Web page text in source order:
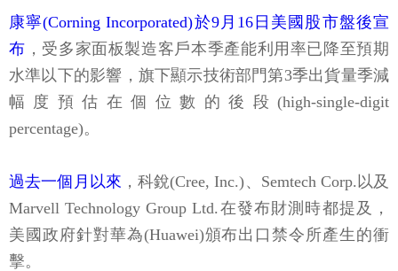
康寧(Corning Incorporated)於9月16日美國股市盤後宣
布 ，受多家面板製造客戶本季產能利用率已降至預期
水準以下的影響，旗下顯示技術部門第3季出貨量季減
幅度預估在個位數的後段(high-single-digit
percentage)。
過去一個月以來 ，科銳(Cree, Inc.)、Semtech Corp.以及
Marvell Technology Group Ltd.在發布財測時都提及，
美國政府針對華為(Huawei)頒布出口禁令所產生的衝
擊。